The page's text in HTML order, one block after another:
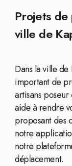
Projets
ville de
Dans la ville
important de
artisans
aide à rendre
proposant des
notre
notre
déplacement.